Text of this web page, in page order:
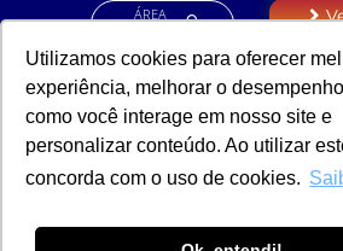
Utilizamos cookies para oferecer
experiência, melhorar o
como você interage em nosso site e
personalizar conteúdo. Ao utilizar
concorda com o uso de cookies.
ÁREA
PORTARIA -
DE CURSOS